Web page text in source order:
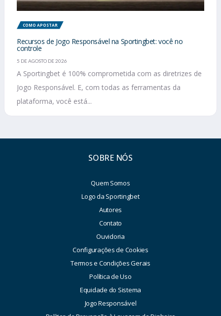
COMO APOSTAR
Recursos de Jogo Responsável na Sportingbet: você no
controle
5 DE AGOSTO DE 2026
A Sportingbet é 100% comprometida com as diretrizes de
Jogo Responsável. E, com todas as ferramentas da
plataforma, você está...
SOBRE NÓS
Quem Somos
Logo da Sportingbet
Autores
Contato
Ouvidoria
Configurações de Cookies
Termos e Condições Gerais
Política de Uso
Equidade do Sistema
Jogo Responsável